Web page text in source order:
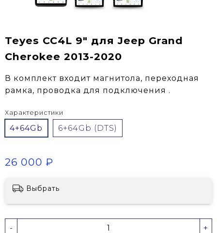
Teyes CC4L 9" для Jeep Grand
Cherokee 2013-2020
В комплект входит магнитола, переходная
рамка, проводка для подключения .
Характеристики
4+64Gb 6+64Gb (DTS)
26 000 ₽
Выбрать
- +